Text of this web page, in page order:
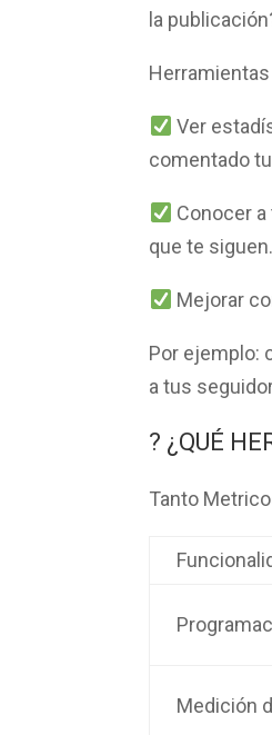
la
Ver
comentado
Conocer
que te siguen.
Mejorar
Por ejemplo:
a tus
?️ ¿QUÉ
Tanto
Medición